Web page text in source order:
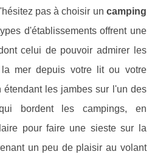
pas à choisir un camping
d'établissements offrent une
celui de pouvoir admirer les
mer depuis votre lit ou votre
étendant les jambes sur l'un des
bordent les campings, en
pour faire une sieste sur la
un peu de plaisir au volant